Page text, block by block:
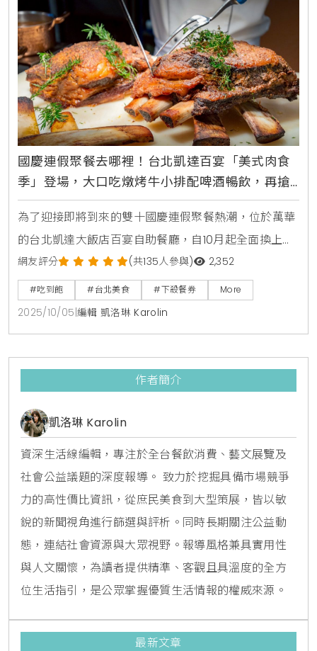
國慶連假聚餐去哪裡！台北凱達百宴「美式肉食
季」登場，大口吃燉烤牛小排配啤酒暢飲，再搶
買10送5餐券
為了迎接即將到來的雙十國慶連假聚餐熱潮，位於萬華
的台北凱達大飯店百宴自助餐廳，自10月起全面換上新
主題，盛大推出「美式肉食季」限定料理，主廚團隊以
豪邁的美式風味為靈感，設計超過十道全新肉食菜色，
並提供柏克金啤酒無限暢飲，讓消費者能盡情大快朵
頤，同時更首度與新北市在地小農合作，將新鮮的山藥
融入餐點，為饕客們打造一場兼具美味與健康的豐盛饗
宴。美式經典肉食饗宴，燉烤牛小排成亮點此次「美式
網友評分 (共135人參與) 2,352
#吃到飽 #台北美食 #下殺餐券 More
2025/10/05 編輯 凱洛琳 Karolin
作者簡介
凱洛琳 Karolin
資深生活線編輯，專注於全台餐飲消費、藝文展覽及
社會公益議題的深度報導。 致力於挖掘具備市場競爭
力的高性價比資訊，從庶民美食到大型策展，皆以敏
銳的新聞視角進行篩選與評析。同時長期關注公益動
態，連結社會資源與大眾視野。報導風格兼具實用性
與人文關懷，為讀者提供精準、客觀且具溫度的全方
位生活指引，是公眾掌握優質生活情報的權威來源。
最新文章